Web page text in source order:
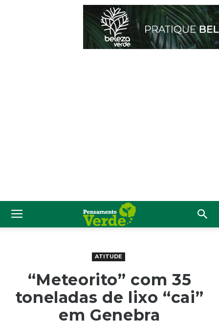
ATITUDE
“Meteorito” com 35
toneladas de lixo “cai”
em Genebra